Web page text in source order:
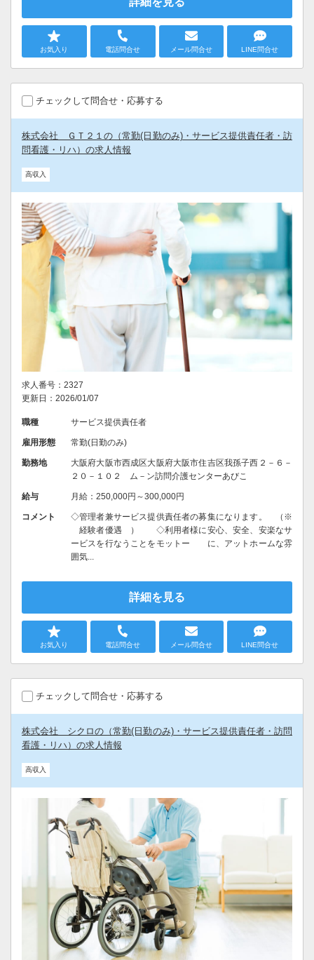
お気入り 電話問合せ メール問合せ LINE問合せ
チェックして問合せ・応募する
株式会社 ＧＴ２１の（常勤(日勤のみ)・サービス提供責任者・訪
問看護・リハ）の求人情報
高収入
求人番号：2327
更新日：2026/01/07
職種 サービス提供責任者
雇用形態 常勤(日勤のみ)
勤務地
大阪府大阪市西成区大阪府大阪市住吉区我孫子西２－６－
２０－１０２ ム－ン訪問介護センターあびこ
給与 月給：250,000円～300,000円
コメント
◇管理者兼サービス提供責任者の募集になります。 （※
経験者優遇 ） ◇利用者様に安心、安全、安楽なサ
ービスを行なうことをモットー に、アットホームな雰
囲気...
詳細を見る
お気入り 電話問合せ メール問合せ LINE問合せ
チェックして問合せ・応募する
株式会社 シクロの（常勤(日勤のみ)・サービス提供責任者・訪問
看護・リハ）の求人情報
高収入